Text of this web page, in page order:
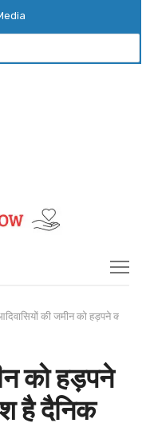
की जमीन को हड़पने का
को हड़पने
है दैनिक